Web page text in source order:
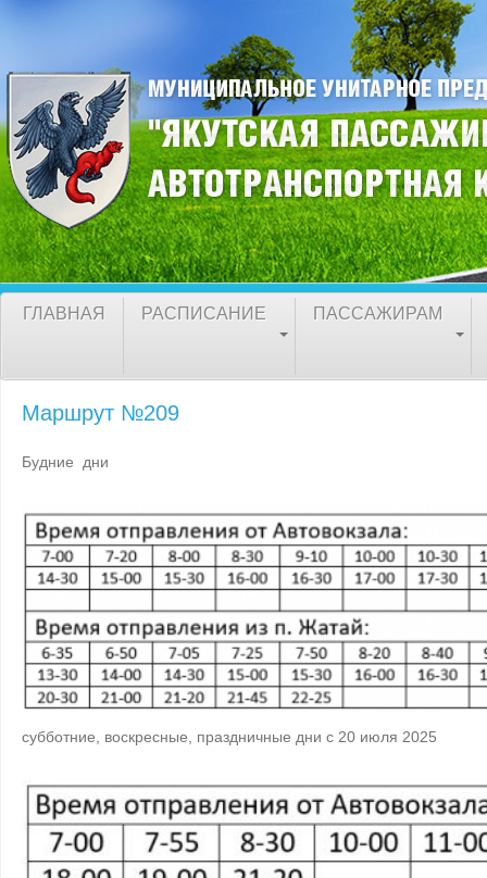
ГЛАВНАЯ РАСПИСАНИЕ ПАССАЖИРАМ
Маршрут №209
Будние дни
субботние, воскресные, праздничные дни с 20 июля 2025